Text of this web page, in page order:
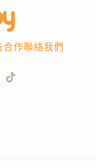
合作聯絡我們